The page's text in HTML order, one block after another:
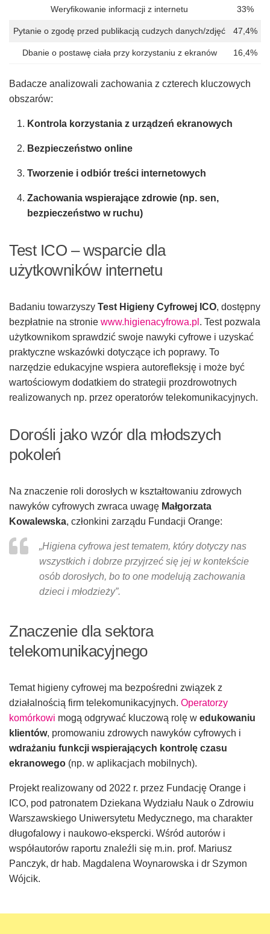
Weryfikowanie informacji z internetu 33%
Pytanie o zgodę przed publikacją cudzych danych/zdjęć 47,4%
Dbanie o postawę ciała przy korzystaniu z ekranów 16,4%
Badacze analizowali zachowania z czterech kluczowych
obszarów:
Kontrola korzystania z urządzeń ekranowych
Bezpieczeństwo online
Tworzenie i odbiór treści internetowych
Zachowania wspierające zdrowie (np. sen,
bezpieczeństwo w ruchu)
Test ICO – wsparcie dla
użytkowników internetu
Badaniu towarzyszy Test Higieny Cyfrowej ICO, dostępny
bezpłatnie na stronie www.higienacyfrowa.pl . Test pozwala
użytkownikom sprawdzić swoje nawyki cyfrowe i uzyskać
praktyczne wskazówki dotyczące ich poprawy. To
narzędzie edukacyjne wspiera autorefleksję i może być
wartościowym dodatkiem do strategii prozdrowotnych
realizowanych np. przez operatorów telekomunikacyjnych.
Dorośli jako wzór dla młodszych
pokoleń
Na znaczenie roli dorosłych w kształtowaniu zdrowych
nawyków cyfrowych zwraca uwagę Małgorzata
Kowalewska, członkini zarządu Fundacji Orange:
„Higiena cyfrowa jest tematem, który dotyczy nas
wszystkich i dobrze przyjrzeć się jej w kontekście
osób dorosłych, bo to one modelują zachowania
dzieci i młodzieży”.
Znaczenie dla sektora
telekomunikacyjnego
Temat higieny cyfrowej ma bezpośredni związek z
działalnością firm telekomunikacyjnych. Operatorzy
komórkowi mogą odgrywać kluczową rolę w edukowaniu
klientów, promowaniu zdrowych nawyków cyfrowych i
wdrażaniu funkcji wspierających kontrolę czasu
ekranowego (np. w aplikacjach mobilnych).
Projekt realizowany od 2022 r. przez Fundację Orange i
ICO, pod patronatem Dziekana Wydziału Nauk o Zdrowiu
Warszawskiego Uniwersytetu Medycznego, ma charakter
długofalowy i naukowo-ekspercki. Wśród autorów i
współautorów raportu znaleźli się m.in. prof. Mariusz
Panczyk, dr hab. Magdalena Woynarowska i dr Szymon
Wójcik.